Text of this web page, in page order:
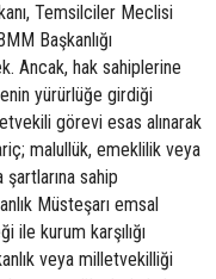
Temsilciler Meclisi
Başkanlığı
Ancak, hak sahiplerine
yürürlüğe girdiği
görevi esas alınarak
malullük, emeklilik veya
şartlarına sahip
Müsteşarı emsal
ile kurum karşılığı
veya milletvekilliği